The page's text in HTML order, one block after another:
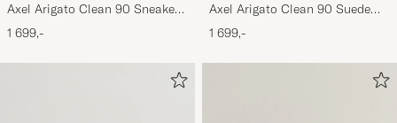
Axel Arigato Clean 90 Sneaker
Black
1 699,-
Axel Arigato Clean 90 Suede
Sneaker Black
1 699,-